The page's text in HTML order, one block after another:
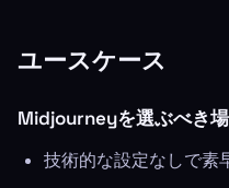
ユースケース
Midjourneyを選ぶべき
技術的な設定なしで素